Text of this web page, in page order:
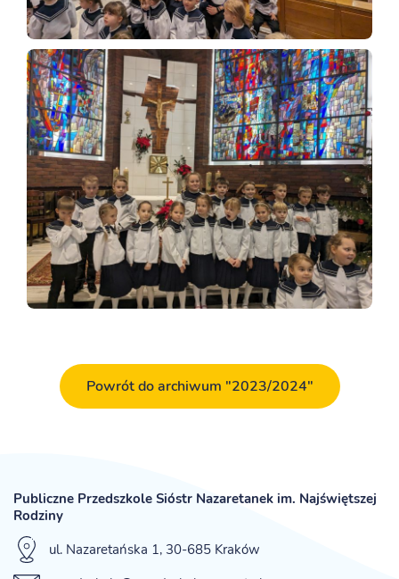
Powrót do archiwum "2023/2024"
Publiczne Przedszkole Sióstr Nazaretanek im. Najświętszej
Rodziny
ul. Nazaretańska 1, 30-685 Kraków